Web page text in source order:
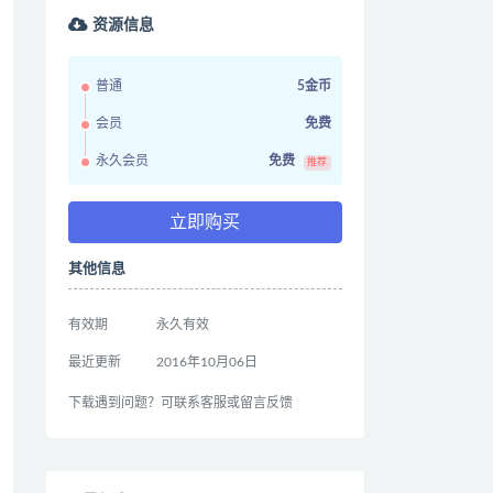
资源信息
普通 5金币
会员 免费
永久会员 免费 推荐
立即购买
其他信息
有效期 永久有效
最近更新 2016年10月06日
下载遇到问题？可联系客服或留言反馈